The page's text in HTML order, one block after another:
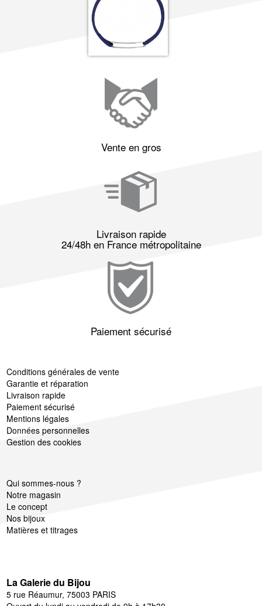
Vente en gros
Livraison rapide
24/48h en France métropolitaine
Paiement sécurisé
Conditions générales de vente
Garantie et réparation
Livraison rapide
Paiement sécurisé
Mentions légales
Données personnelles
Gestion des cookies
Qui sommes-nous ?
Notre magasin
Le concept
Nos bijoux
Matières et titrages
La Galerie du Bijou
5 rue Réaumur, 75003 PARIS